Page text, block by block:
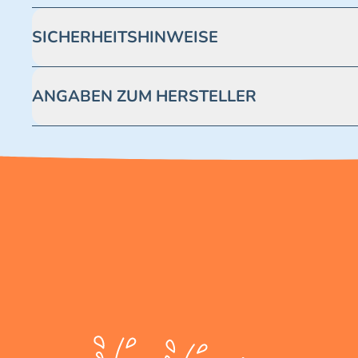
SICHERHEITSHINWEISE
ANGABEN ZUM HERSTELLER